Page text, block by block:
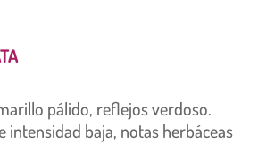
pálido, reflejos verdoso.
intensidad baja, notas herbáceas